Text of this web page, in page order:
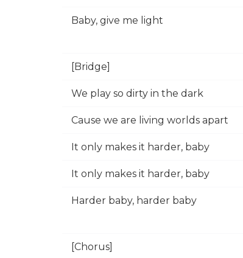
Baby, give me light
[Bridge]
We play so dirty in the dark
Cause we are living worlds apart
It only makes it harder, baby
It only makes it harder, baby
Harder baby, harder baby
[Chorus]